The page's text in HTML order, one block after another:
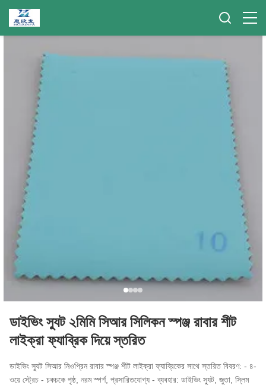
ডাইভিং স্যুট ২মিমি সিআর সিলিকন স্পঞ্জ রাবার শীট
লাইক্রা ফ্যাব্রিক দিয়ে স্তরিত
ডাইভিং স্যুট সিআর নিওপ্রিন রাবার স্পঞ্জ শীট লাইক্রা ফ্যাব্রিকের সাথে স্তরিত বিবরণ: - ৪-
ওয়ে স্ট্রেচ - চকচকে পৃষ্ঠ, নরম স্পর্শ, প্রসারিতযোগ্য - ব্যবহার: ডাইভিং স্যুট, জুতা, স্লিম